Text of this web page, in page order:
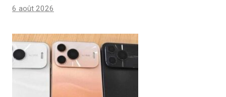
6 août 2026